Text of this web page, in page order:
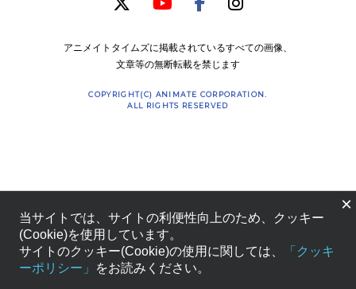
アニメイトタイムズに掲載されているすべての画像、
文章等の無断転載を禁じます
COPYRIGHT(C) ANIMATE CORPORATION.
ALL RIGHTS RESERVED
×
当サイトでは、サイトの利便性向上のため、クッキー
(Cookie)を使用しています。
サイトのクッキー(Cookie)の使用に関しては、
「クッキ
ーポリシー」
をお読みください。